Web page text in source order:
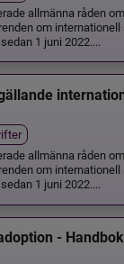
allmänna råden
om internationell
1 juni 2022....
allmänna råden
om internationell
1 juni 2022....
-